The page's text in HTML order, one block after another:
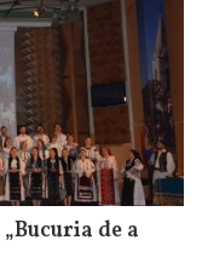
de a